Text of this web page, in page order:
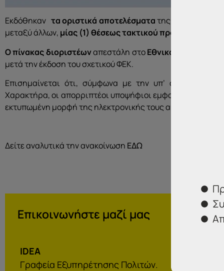
Εκδόθηκαν τα οριστικά αποτελέσματατης Προκήρυξης
μεταξύ άλλων, μίας (1) θέσεωςτακτικού προσωπικού
Ο πίνακας διοριστέωναπεστάλη στοΕθνικό
μετά την έκδοση του σχετικού ΦΕΚ.
Επισημαίνεται ότι, σύμφωνα με την υπ’ αριθ. 62/
Χαρακτήρα, οι απορριπτέοι υποψήφιοι εμφανίζονται
εκτυπωμένη μορφή της ηλεκτρονικής τους αίτησης.
Δείτε αναλυτικά την ανακοίνωση ΕΔΩ
Επικοινωνήστε μαζί μας
IDEA
Γραφεία Εξυπηρέτησης Πολιτών.